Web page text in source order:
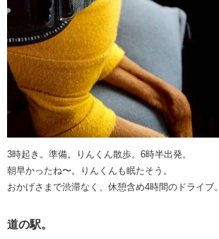
3時起き。準備。りんくん散歩。6時半出発。
朝早かったね〜。りんくんも眠たそう。
おかげさまで渋滞なく、休憩含め4時間のドライブ。
道の駅。